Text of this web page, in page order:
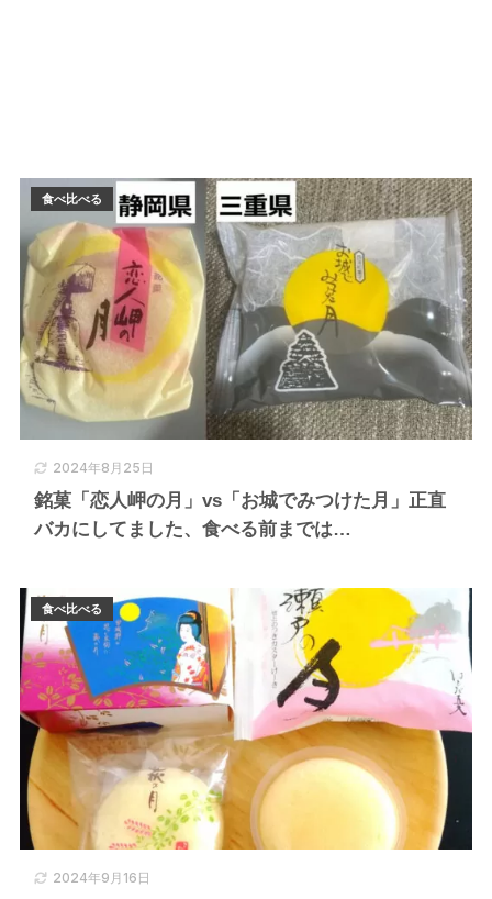
2024年8月25日
銘菓「恋人岬の月」vs「お城でみつけた月」正直
バカにしてました、食べる前までは…
食べ比べる
2024年9月16日
食べ比べる